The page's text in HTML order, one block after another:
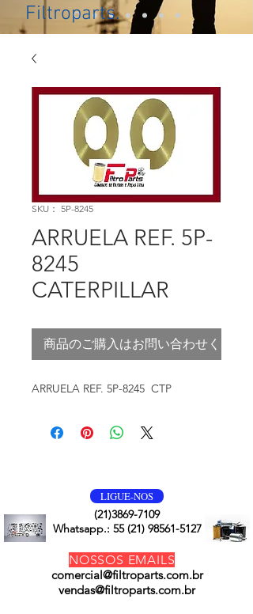
Filtroparts.
SKU： 5P-8245
ARRUELA REF. 5P-
8245
CATERPILLAR
商品のご購入はお問い合わせください
ARRUELA REF. 5P-8245 CTP
LIGUE-NOS
(21)3869-7109
Whatsapp.: 55 (21) 98561-5127
NOSSOS EMAILS
comercial@filtroparts.com.br
vendas@filtroparts.com.br